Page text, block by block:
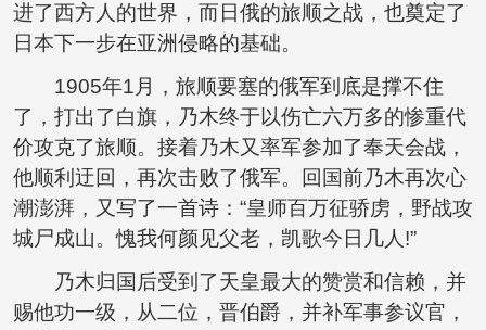
进了西方人的世界，而日俄的旅顺之战，也奠定了
日本下一步在亚洲侵略的基础。
1905年1月，旅顺要塞的俄军到底是撑不住
了，打出了白旗，乃木终于以伤亡六万多的惨重代
价攻克了旅顺。接着乃木又率军参加了奉天会战，
他顺利迂回，再次击败了俄军。回国前乃木再次心
潮澎湃，又写了一首诗：“皇师百万征骄虏，野战攻
城尸成山。愧我何颜见父老，凯歌今日几人!”
乃木归国后受到了天皇最大的赞赏和信赖，并
赐他功一级，从二位，晋伯爵，并补军事参议官，